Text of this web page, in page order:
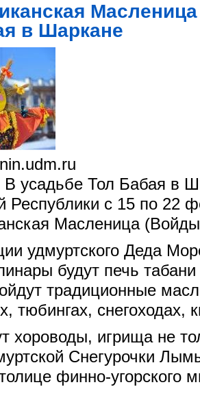
в Шаркане
В усадьбе Тол Бабая в
Республики с 15 по 22
Масленица
удмуртского Деда
будут печь
традиционные
тюбингах, снегоходах,
хороводы, игрища не
Снегурочки
финно-угорского